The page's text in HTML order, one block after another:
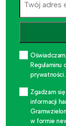
Regulaminu
Zgadzam
informacji
w formie